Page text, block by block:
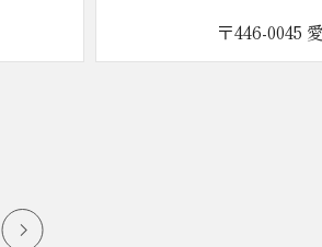
八左51-5